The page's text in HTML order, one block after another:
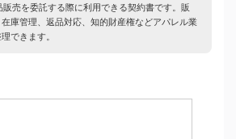
販売を委託する際に利用できる契約書です。販
庫管理、返品対応、知的財産権などアパレル業
できます。